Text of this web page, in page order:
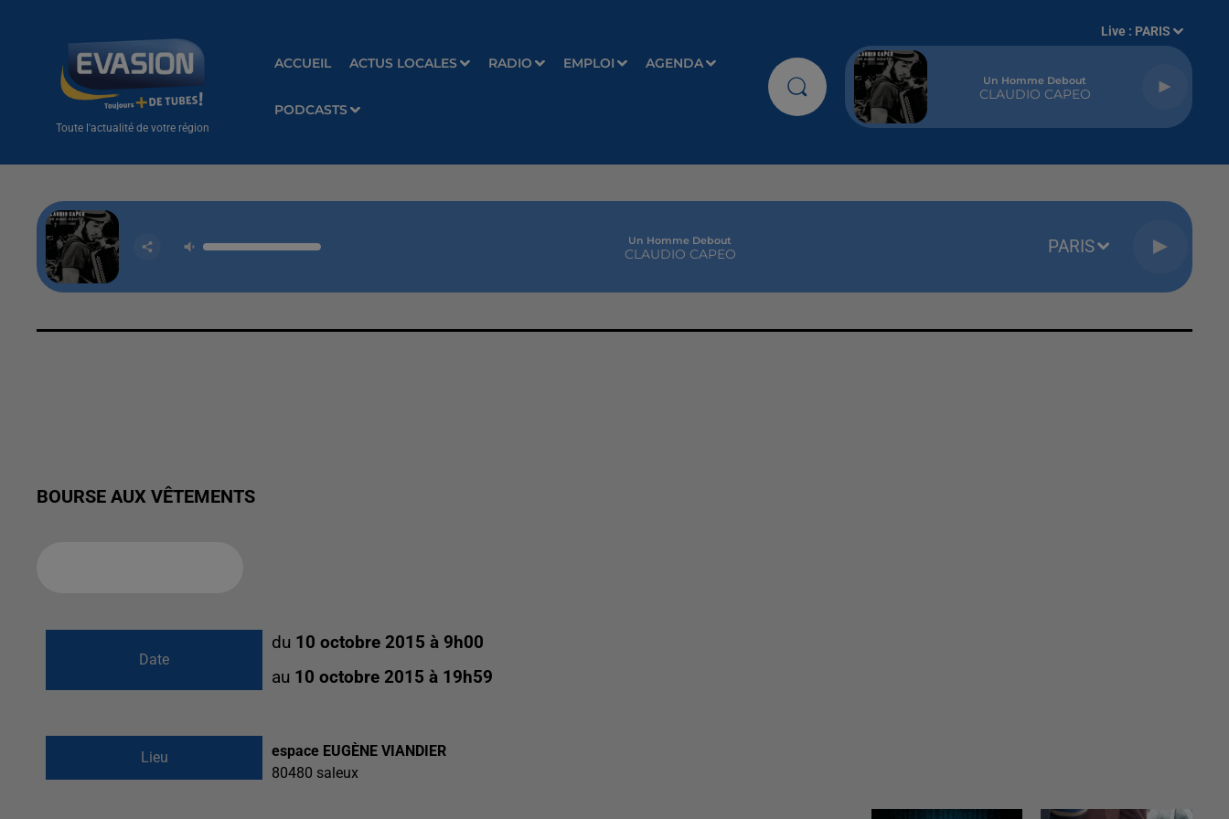
Toute l'actualité de votre région
ACCUEIL ACTUS LOCALES RADIO EMPLOI AGENDA
PODCASTS
Live : PARIS
Un Homme Debout
CLAUDIO CAPEO
Un Homme Debout
CLAUDIO CAPEO PARIS
BOURSE AUX VÊTEMENTS
Date
du 10 octobre 2015 à 9h00
au 10 octobre 2015 à 19h59
Lieu
espace EUGÈNE VIANDIER
80480 saleux